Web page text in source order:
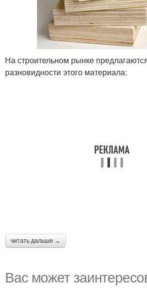
На строительном рынке
разновидности этого материала:
читать дальше →
Вас может